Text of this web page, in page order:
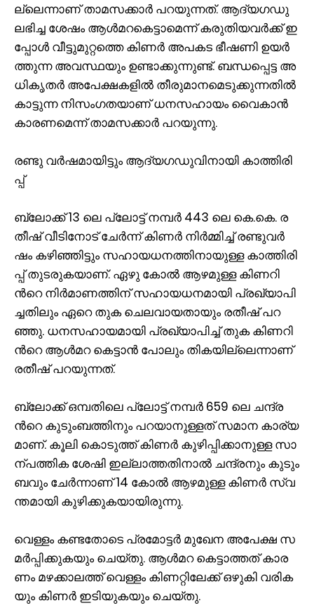
ല്ലെ​ന്നാ​ണ് താ​മ​സ​ക്കാ​ർ പ​റ​യു​ന്ന​ത്. ആ​ദ്യ​ഗ​ഡു
ല​ഭി​ച്ച ശേ​ഷം ആ​ൾ​മ​റ​കെ​ട്ടാ​മെ​ന്ന് ക​രു​തി​യ​വ​ർ​ക്ക് ഇ​
പ്പോ​ൾ വീ​ട്ടു​മു​റ്റ​ത്തെ കി​ണ​ർ അ​പ​ക​ട ഭീ​ഷ​ണി ഉ​യ​ർ​
ത്തു​ന്ന അ​വ​സ്ഥ​യും ഉ​ണ്ടാ​ക്കു​ന്നു​ണ്ട്. ബ​ന്ധ​പ്പെ​ട്ട അ​
ധി​കൃ​ത​ർ അ​പേ​ക്ഷ​ക​ളി​ൽ തീ​രു​മാ​ന​മെ​ടു​ക്കു​ന്ന​തി​ൽ
കാ​ട്ടു​ന്ന നി​സം​ഗ​ത​യാ​ണ് ധ​ന​സ​ഹാ​യം വൈ​കാ​ൻ
കാ​ര​ണ​മെ​ന്ന് താ​മ​സ​ക്കാ​ർ പ​റ​യു​ന്നു.
ര​ണ്ടു വ​ർ​ഷ​മാ​യി​ട്ടും ആ​ദ്യ​ഗ​ഡു​വി​നാ​യി കാ​ത്തി​രി​
പ്പ്
ബ്ലോ​ക്ക് 13 ലെ ​പ്ലോ​ട്ട് ന​മ്പ​ർ 443 ലെ ​കെ.​കെ. ര​
തീ​ഷ് വീ​ടി​നോ​ട് ചേ​ർ​ന്ന് കി​ണ​ർ നി​ർ​മ്മി​ച്ച് ര​ണ്ടു​വ​ർ​
ഷം ക​ഴി​ഞ്ഞി​ട്ടും സ​ഹാ​യ​ധ​ന​ത്തി​നാ​യു​ള്ള കാ​ത്തി​രി​
പ്പ് തു​ട​രു​ക​യാ​ണ്. ഏ​ഴു കോ​ൽ ആ​ഴ​മു​ള്ള കി​ണ​റി​
ന്‍റെ നി​ർ​മാ​ണ​ത്തി​ന് സ​ഹാ​യ​ധ​ന​മാ​യി പ്ര​ഖ്യാ​പി​
ച്ച​തി​ലും ഏ​റെ തു​ക ചെ​ല​വാ​യ​താ​യും ര​തീ​ഷ് പ​റ​
ഞ്ഞു. ധ​ന​സ​ഹാ​യ​മാ​യി പ്ര​ഖ്യാ​പി​ച്ച് തു​ക കി​ണ​റി​
ന്‍റെ ആ​ൾ​മ​റ കെ​ട്ടാ​ൻ പോ​ലും തി​ക​യി​ല്ലെ​ന്നാ​ണ്
ര​തീ​ഷ് പ​റ​യു​ന്ന​ത്.
ബ്ലോ​ക്ക് ഒ​മ്പ​തി​ലെ പ്ലോ​ട്ട് ന​മ്പ​ർ 659 ലെ ​ച​ന്ദ്ര​
ന്‍റെ കു​ടും​ബ​ത്തി​നും പ​റ​യാ​നു​ള്ള​ത് സ​മാ​ന കാ​ര്യ​
മാ​ണ്. കൂ​ലി കൊ​ടു​ത്ത് കി​ണ​ർ കു​ഴി​പ്പി​ക്കാ​നു​ള്ള സാ​
ന്പ​ത്തി​ക ശേ​ഷി ഇ​ല്ലാ​ത്ത​തി​നാ​ൽ ച​ന്ദ്ര​നും കു​ടും​
ബ​വും ചേ​ർ​ന്നാ​ണ് 14 കോ​ൽ ആ​ഴ​മു​ള്ള കി​ണ​ർ സ്വ​
ന്ത​മാ​യി കു​ഴി​ക്കു​ക​യാ​യി​രു​ന്നു.
വെ​ള്ളം ക​ണ്ട​തോ​ടെ പ്ര​മോ​ട്ട​ർ മു​ഖേ​ന അ​പേ​ക്ഷ സ​
മ​ർ​പ്പി​ക്കു​ക​യും ചെ​യ്തു. ആ​ൾ​മ​റ കെ​ട്ടാ​ത്ത​ത് കാ​ര​
ണം മ​ഴ​ക്കാ​ല​ത്ത് വെ​ള്ളം കി​ണ​റ്റി​ലേ​ക്ക് ഒ​ഴു​കി വ​രി​ക​
യും കി​ണ​ർ ഇ​ടി​യു​ക​യും ചെ‍​യ്തു.